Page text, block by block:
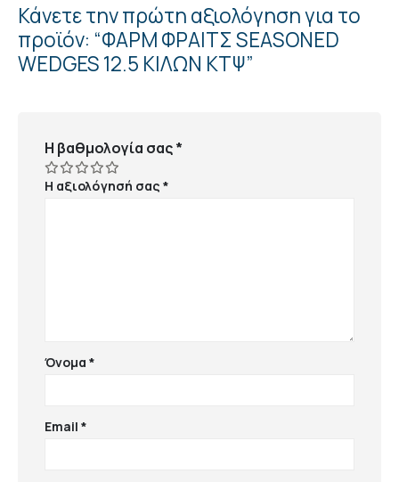
Κάνετε την πρώτη αξιολόγηση για το
προϊόν: “ΦΑΡΜ ΦΡΑΙΤΣ SEASONED
WEDGES 12.5 ΚΙΛΩΝ ΚΤΨ”
Η βαθμολογία σας*
Η αξιολόγησή σας*
Όνομα*
Email*